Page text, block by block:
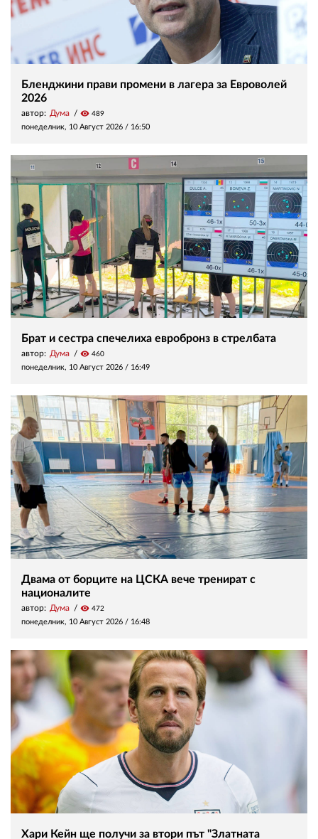
Бленджини прави промени в лагера за Евроволей
2026
автор: Дума visibility 489
понеделник, 10 Август 2026 / 16:50
Брат и сестра спечелиха евробронз в стрелбата
автор: Дума visibility 460
понеделник, 10 Август 2026 / 16:49
Двама от борците на ЦСКА вече тренират с
националите
автор: Дума visibility 472
понеделник, 10 Август 2026 / 16:48
Хари Кейн ще получи за втори път "Златната